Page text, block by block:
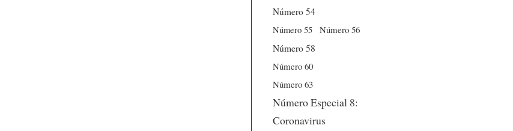
Número 54
Número 55
Número 56
Número 58
Número 60
Número 63
Número Especial 8:
Coronavirus